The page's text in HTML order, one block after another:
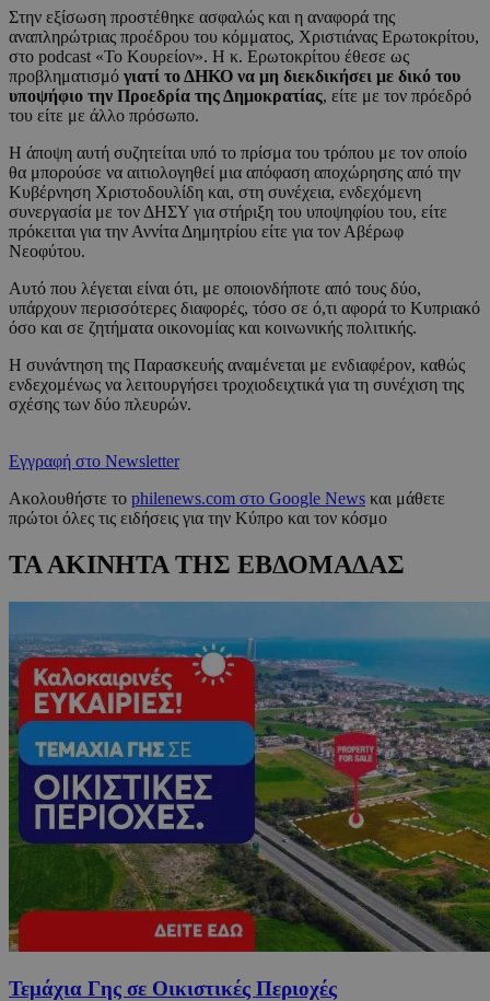
Στην εξίσωση προστέθηκε ασφαλώς και η αναφορά της
αναπληρώτριας προέδρου του κόμματος, Χριστιάνας Ερωτοκρίτου,
στο podcast «Το Κουρείον». Η κ. Ερωτοκρίτου έθεσε ως
προβληματισμό γιατί το ΔΗΚΟ να μη διεκδικήσει με δικό του
υποψήφιο την Προεδρία της Δημοκρατίας, είτε με τον πρόεδρό
του είτε με άλλο πρόσωπο.
Η άποψη αυτή συζητείται υπό το πρίσμα του τρόπου με τον οποίο
θα μπορούσε να αιτιολογηθεί μια απόφαση αποχώρησης από την
Κυβέρνηση Χριστοδουλίδη και, στη συνέχεια, ενδεχόμενη
συνεργασία με τον ΔΗΣΥ για στήριξη του υποψηφίου του, είτε
πρόκειται για την Αννίτα Δημητρίου είτε για τον Αβέρωφ
Νεοφύτου.
Αυτό που λέγεται είναι ότι, με οποιονδήποτε από τους δύο,
υπάρχουν περισσότερες διαφορές, τόσο σε ό,τι αφορά το Κυπριακό
όσο και σε ζητήματα οικονομίας και κοινωνικής πολιτικής.
Η συνάντηση της Παρασκευής αναμένεται με ενδιαφέρον, καθώς
ενδεχομένως να λειτουργήσει τροχιοδειχτικά για τη συνέχιση της
σχέσης των δύο πλευρών.
Εγγραφή στο Newsletter
Ακολουθήστε το philenews.com στο Google News και μάθετε
πρώτοι όλες τις ειδήσεις για την Κύπρο και τον κόσμο
ΤΑ ΑΚΙΝΗΤΑ ΤΗΣ ΕΒΔΟΜΑΔΑΣ
Τεμάχια Γης σε Οικιστικές Περιοχές